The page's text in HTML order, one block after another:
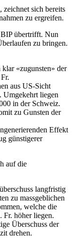
sich bereits
zu ergreifen.
übertrifft. Nun
zu bringen.
«zugunsten» der
aus US-Sicht
Umgekehrt liegen
in der Schweiz.
zu Gunsten der
Effekt
günstigerer
auf die
langfristig
zu massgeblichen
welche die
Fr. höher liegen.
Überschuss der
drehen.